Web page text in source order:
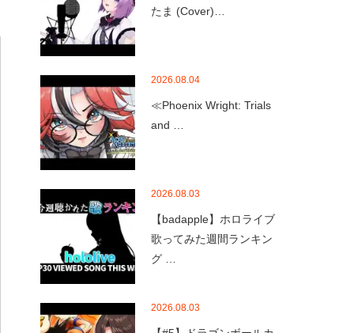
たま (Cover)…
2026.08.04
≪Phoenix Wright: Trials
and …
2026.08.03
【badapple】ホロライブ
歌ってみた週間ランキン
グ …
2026.08.03